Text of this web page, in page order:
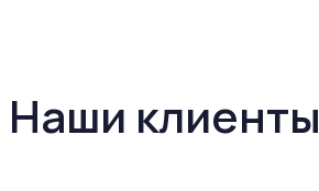
Наши клиенты